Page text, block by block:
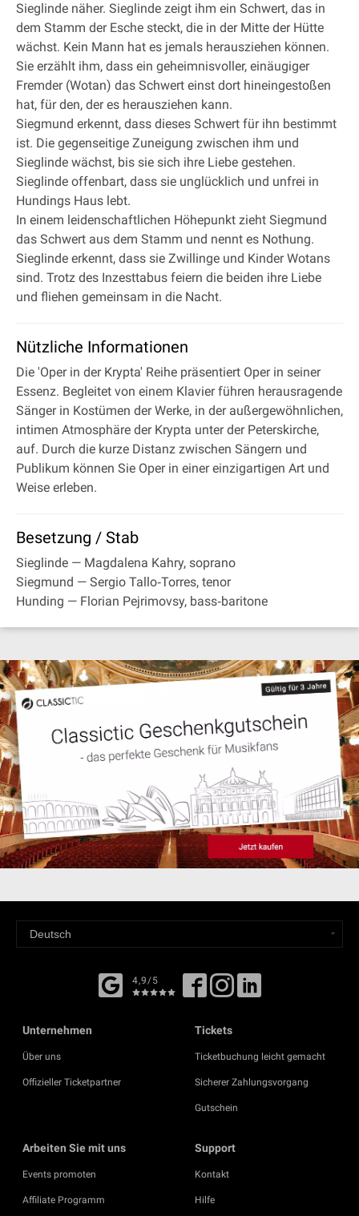
Sieglinde näher. Sieglinde zeigt ihm ein Schwert, das in
dem Stamm der Esche steckt, die in der Mitte der Hütte
wächst. Kein Mann hat es jemals herausziehen können.
Sie erzählt ihm, dass ein geheimnisvoller, einäugiger
Fremder (Wotan) das Schwert einst dort hineingestoßen
hat, für den, der es herausziehen kann.
Siegmund erkennt, dass dieses Schwert für ihn bestimmt
ist. Die gegenseitige Zuneigung zwischen ihm und
Sieglinde wächst, bis sie sich ihre Liebe gestehen.
Sieglinde offenbart, dass sie unglücklich und unfrei in
Hundings Haus lebt.
In einem leidenschaftlichen Höhepunkt zieht Siegmund
das Schwert aus dem Stamm und nennt es Nothung.
Sieglinde erkennt, dass sie Zwillinge und Kinder Wotans
sind. Trotz des Inzesttabus feiern die beiden ihre Liebe
und fliehen gemeinsam in die Nacht.
Nützliche Informationen
Die 'Oper in der Krypta' Reihe präsentiert Oper in seiner
Essenz. Begleitet von einem Klavier führen herausragende
Sänger in Kostümen der Werke, in der außergewöhnlichen,
intimen Atmosphäre der Krypta unter der Peterskirche,
auf. Durch die kurze Distanz zwischen Sängern und
Publikum können Sie Oper in einer einzigartigen Art und
Weise erleben.
Besetzung / Stab
Sieglinde — Magdalena Kahry, soprano
Siegmund — Sergio Tallo‐Torres, tenor
Hunding — Florian Pejrimovsy, bass‐baritone
4,9/5
Unternehmen
Über uns
Offizieller Ticketpartner
Tickets
Ticketbuchung leicht gemacht
Sicherer Zahlungsvorgang
Gutschein
Arbeiten Sie mit uns
Events promoten
Affiliate Programm
Support
Kontakt
Hilfe